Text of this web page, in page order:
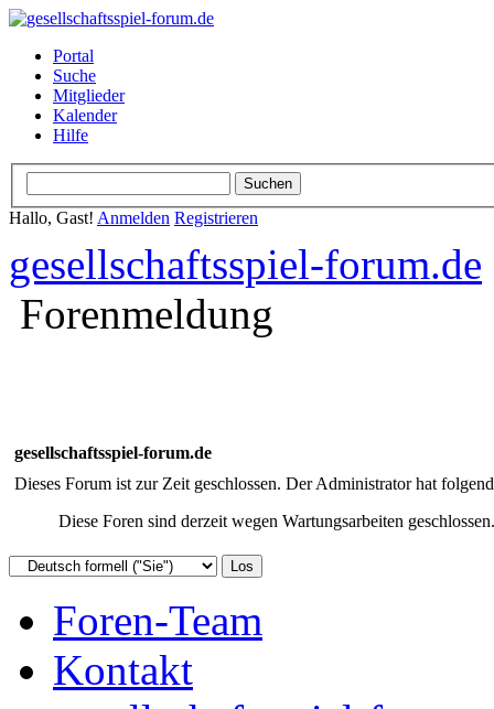
Portal
Suche
Mitglieder
Kalender
Hilfe
Hallo, Gast! Anmelden Registrieren
gesellschaftsspiel-forum.de
Forenmeldung
gesellschaftsspiel-forum.de
Dieses Forum ist zur Zeit geschlossen. Der Administrator hat
Diese Foren sind derzeit wegen Wartungsarbeiten
Foren-Team
Kontakt